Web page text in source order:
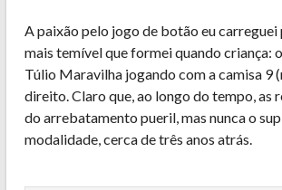
A paixão pelo jogo de botão eu
mais temível que formei quando
Túlio Maravilha jogando com a camisa 9
direito. Claro que, ao longo do tempo,
do arrebatamento pueril, mas nunca o
modalidade, cerca de três anos atrás.